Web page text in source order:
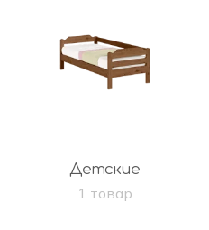
Детские
1 товар